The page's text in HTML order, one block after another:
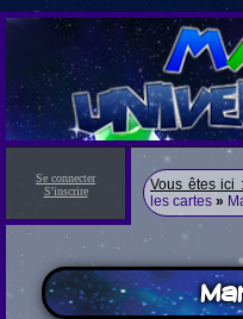
Se connecter
S'inscrire
Vous êtes ici :
les cartes »